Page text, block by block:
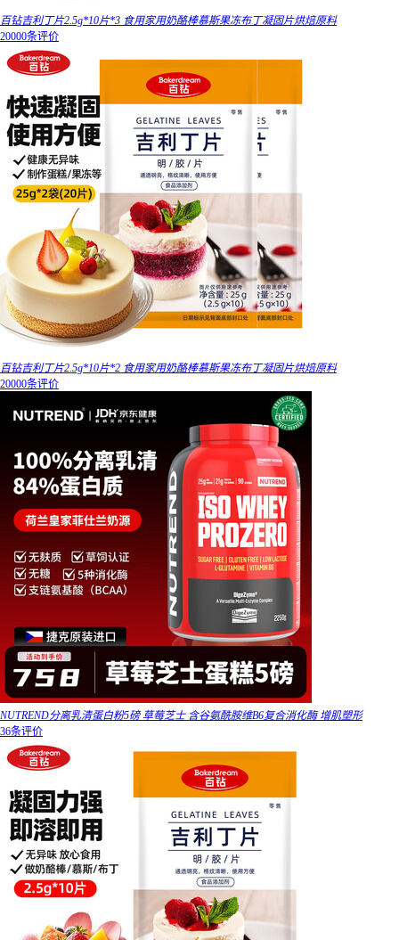
百钻吉利丁片2.5g*10片*3 食用家用奶酪棒慕斯果冻布丁凝固片烘焙原料
20000条评价
百钻吉利丁片2.5g*10片*2 食用家用奶酪棒慕斯果冻布丁凝固片烘焙原料
20000条评价
NUTREND分离乳清蛋白粉5磅 草莓芝士 含谷氨酰胺维B6复合消化酶 增肌塑形
36条评价